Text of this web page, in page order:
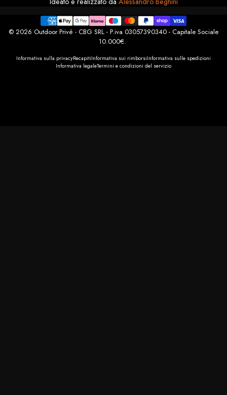
© 2026 Outdoor Privé - CBG SRL - P.iva 03057390340 - Capitale Sociale
10.000€.
Informativa sulla privacyRecapitiInformativa sui rimborsiInformativa sulle spedizioni
Informativa legaleTermini e condizioni del servizio